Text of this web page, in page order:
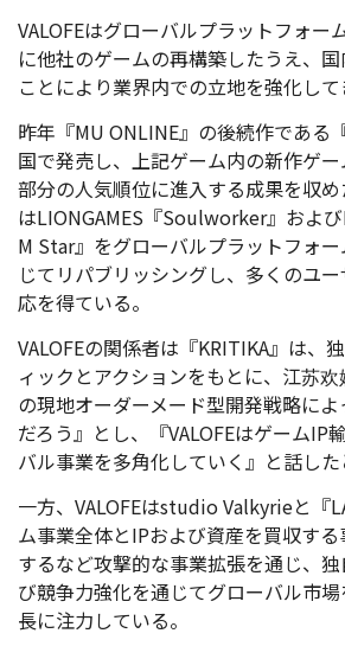
VALOFEはグローバルプラットフォー
に他社のゲームの再構築したうえ、
ことにより業界内での立地を強化して
昨年『MU ONLINE』の後続作である
国で発売し、上記ゲーム内の新作ゲ
部分の人気順位に進入する成果を収め
はLIONGAMES『Soulworker』およ
M Star』をグローバルプラットフォ
じてリパブリッシングし、多くのユ
応を得ている。
VALOFEの関係者は『KRITIKA』は、
ィックとアクションをもとに、江苏
の現地オーダーメード型開発戦略に
だろう』とし、『VALOFEはゲームIP
バル事業を多角化していく』と話した
一方、VALOFEはstudio Valkyrieと『
ム事業全体とIPおよび資産を買収す
するなど攻撃的な事業拡張を通じ、
び競争力強化を通じてグローバル市
長に注力している。